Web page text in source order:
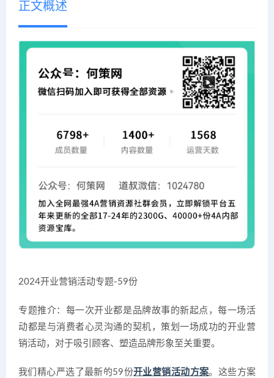
正文概述
2024开业营销活动专题-59份
专题推介：每一次开业都是品牌故事的新起点，每一场活
动都是与消费者心灵沟通的契机，策划一场成功的开业营
销活动，对于吸引顾客、塑造品牌形象至关重要。
我们精心严选了最新的59份开业营销活动方案。这些方案